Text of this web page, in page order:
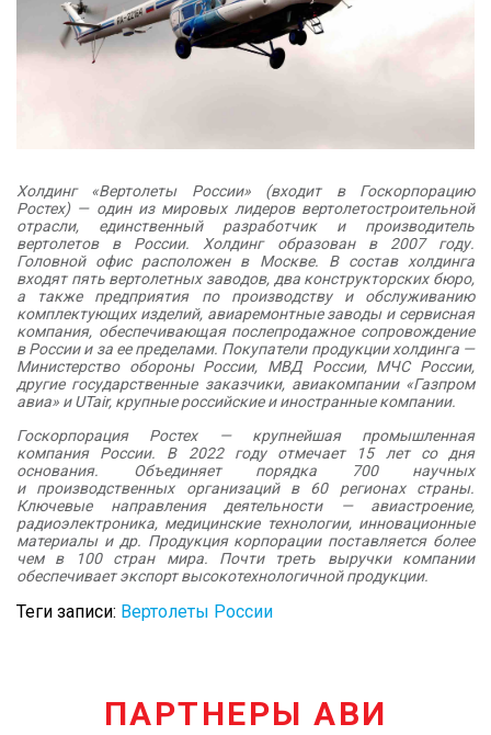
Холдинг «Вертолеты России» (входит в Госкорпорацию
Ростех) — один из мировых лидеров вертолетостроительной
отрасли, единственный разработчик и производитель
вертолетов в России. Холдинг образован в 2007 году.
Головной офис расположен в Москве. В состав холдинга
входят пять вертолетных заводов, два конструкторских бюро,
а также предприятия по производству и обслуживанию
комплектующих изделий, авиаремонтные заводы и сервисная
компания, обеспечивающая послепродажное сопровождение
в России и за ее пределами. Покупатели продукции холдинга —
Министерство обороны России, МВД России, МЧС России,
другие государственные заказчики, авиакомпании «Газпром
авиа» и UTair, крупные российские и иностранные компании.
Госкорпорация Ростех — крупнейшая промышленная
компания России. В 2022 году отмечает 15 лет со дня
основания. Объединяет порядка 700 научных
и производственных организаций в 60 регионах страны.
Ключевые направления деятельности — авиастроение,
радиоэлектроника, медицинские технологии, инновационные
материалы и др. Продукция корпорации поставляется более
чем в 100 стран мира. Почти треть выручки компании
обеспечивает экспорт высокотехнологичной продукции.
Теги записи: Вертолеты России
ПАРТНЕРЫ АВИ